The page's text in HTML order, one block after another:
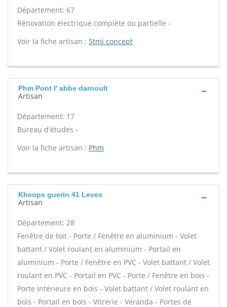
Département: 67
Rénovation électrique complète ou partielle -
Voir la fiche artisan : Stmi concept
Phm Pont l' abbe darnoult
Artisan
Département: 17
Bureau d'études -
Voir la fiche artisan : Phm
Kheops guerin 41 Leves
Artisan
Département: 28
Fenêtre de toit - Porte / Fenêtre en aluminium - Volet
battant / Volet roulant en aluminium - Portail en
aluminium - Porte / Fenêtre en PVC - Volet battant / Volet
roulant en PVC - Portail en PVC - Porte / Fenêtre en bois -
Porte intérieure en bois - Volet battant / Volet roulant en
bois - Portail en bois - Vitrerie - Véranda - Portes de